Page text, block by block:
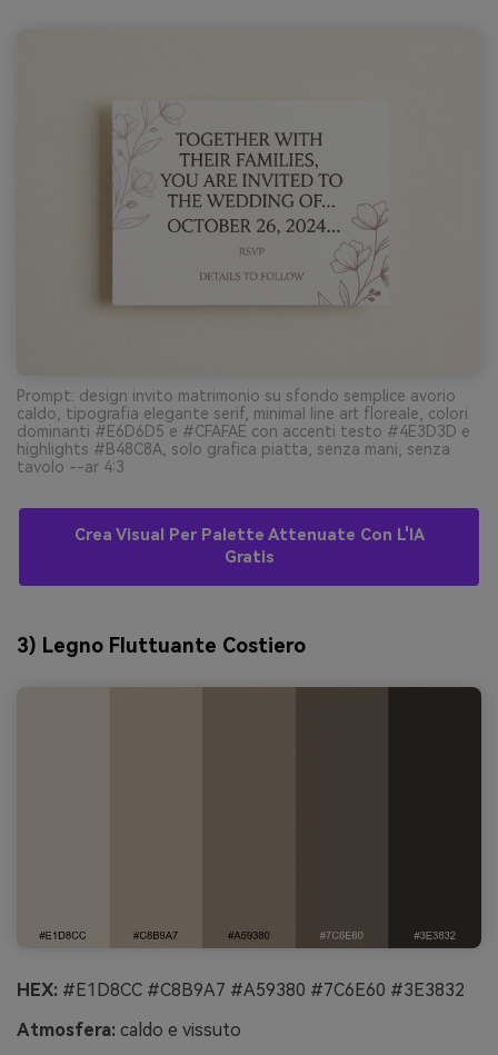
Prompt: design invito matrimonio su sfondo semplice avorio
caldo, tipografia elegante serif, minimal line art floreale, colori
dominanti #E6D6D5 e #CFAFAE con accenti testo #4E3D3D e
highlights #B48C8A, solo grafica piatta, senza mani, senza
tavolo --ar 4:3
Crea Visual Per Palette Attenuate Con L'IA
Gratis
3) Legno Fluttuante Costiero
HEX: #E1D8CC #C8B9A7 #A59380 #7C6E60 #3E3832
Atmosfera: caldo e vissuto